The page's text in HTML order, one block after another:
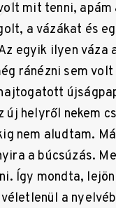
mit tenni, apám
a vázákat és
egyik ilyen váza
ránézni sem volt
helyről nekem
nem aludtam.
a búcsúzás.
Így mondta, lejön
a